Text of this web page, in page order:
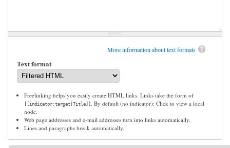
More information about text formats
Text format
Freelinking helps you easily create HTML links. Links take the form of
[[indicator:target|Title]] . By default (no indicator): Click to view a local
node.
Web page addresses and e-mail addresses turn into links automatically.
Lines and paragraphs break automatically.